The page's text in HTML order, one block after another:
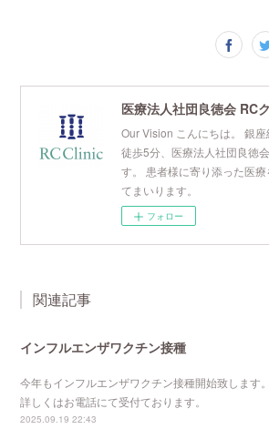
医療法人社団良徳会 RC
Our Vision こんにちは。 銀
徒歩5分、医療法人社団良徳
す。 患者様に寄り添った医
てまいります。
フォロー
関連記事
インフルエンザワクチン接種
今年もインフルエンザワクチン接種開始致します。
詳しくはお電話にて受付ております。
2025.09.19 22:43